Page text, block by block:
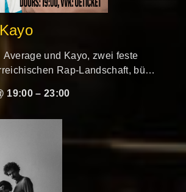
und Kayo, zwei feste
Rap-Landschaft, bü…
19:00 –23:00